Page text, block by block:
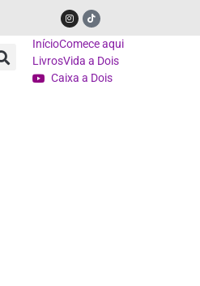
InícioComece aqui
LivrosVida a Dois
Caixa a Dois